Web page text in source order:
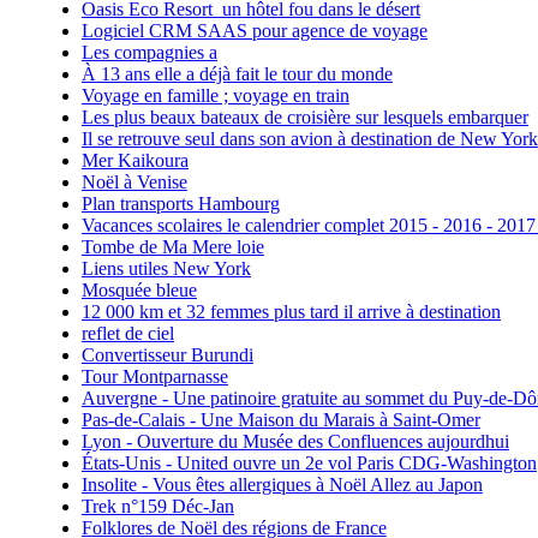
Oasis Eco Resort un hôtel fou dans le désert
Logiciel CRM SAAS pour agence de voyage
Les compagnies a
À 13 ans elle a déjà fait le tour du monde
Voyage en famille ; voyage en train
Les plus beaux bateaux de croisière sur lesquels embarquer
Il se retrouve seul dans son avion à destination de New York
Mer Kaikoura
Noël à Venise
Plan transports Hambourg
Vacances scolaires le calendrier complet 2015 - 2016 -
Tombe de Ma Mere loie
Liens utiles New York
Mosquée bleue
12 000 km et 32 femmes plus tard il arrive à destination
reflet de ciel
Convertisseur Burundi
Tour Montparnasse
Auvergne - Une patinoire gratuite au sommet du Puy-de-
Pas-de-Calais - Une Maison du Marais à Saint-Omer
Lyon - Ouverture du Musée des Confluences aujourdhui
États-Unis - United ouvre un 2e vol Paris CDG-Washington
Insolite - Vous êtes allergiques à Noël Allez au Japon
Trek n°159 Déc-Jan
Folklores de Noël des régions de France